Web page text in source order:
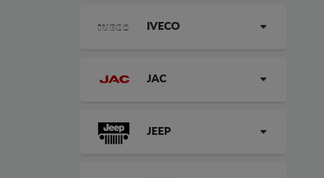
IVECO
JAC
JEEP